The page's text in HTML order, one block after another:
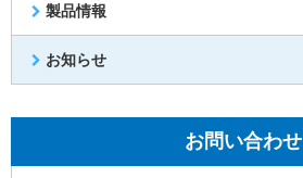
製品情報
お知らせ
お問い合わせ